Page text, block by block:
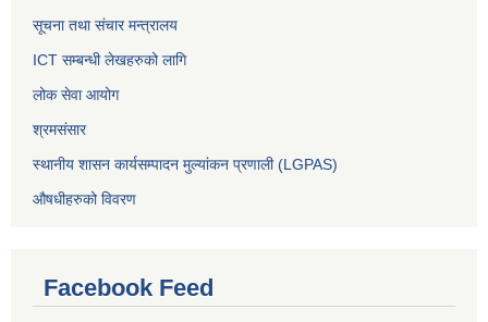
सूचना तथा संचार मन्त्रालय
ICT सम्बन्धी लेखहरुको लागि
लोक सेवा आयोग
श्रमसंसार
स्थानीय शासन कार्यसम्पादन मुल्यांकन प्रणाली (LGPAS)
औषधीहरुको विवरण
Facebook Feed